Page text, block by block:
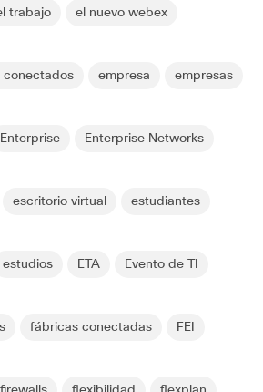
trabajo el nuevo webex
conectados empresa empresas
Enterprise Enterprise Networks
escritorio virtual estudiantes
estudios ETA Evento de TI
fábricas conectadas FEI